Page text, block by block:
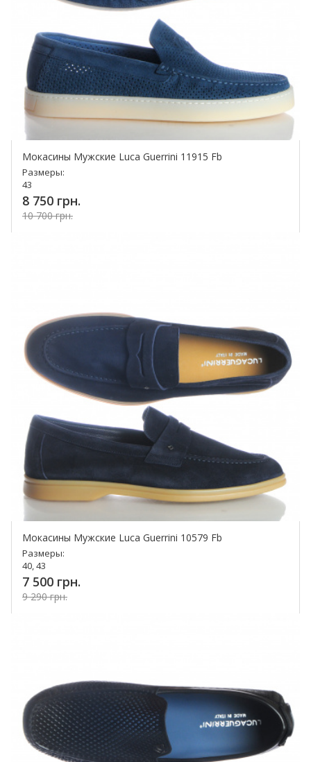
Мокасины Мужские Luca Guerrini 11915 Fb
Размеры:
43
8 750 грн.
10 700 грн.
Мокасины Мужские Luca Guerrini 10579 Fb
Размеры:
40, 43
7 500 грн.
9 290 грн.